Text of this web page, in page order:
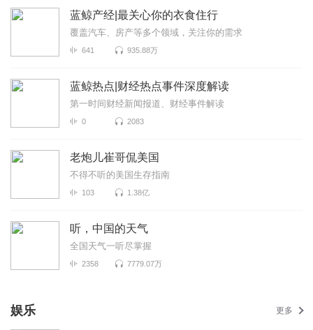
蓝鲸产经|最关心你的衣食住行
覆盖汽车、房产等多个领域，关注你的需求
641 935.88万
蓝鲸热点|财经热点事件深度解读
第一时间财经新闻报道、财经事件解读
0 2083
老炮儿崔哥侃美国
不得不听的美国生存指南
103 1.38亿
听，中国的天气
全国天气一听尽掌握
2358 7779.07万
娱乐 更多